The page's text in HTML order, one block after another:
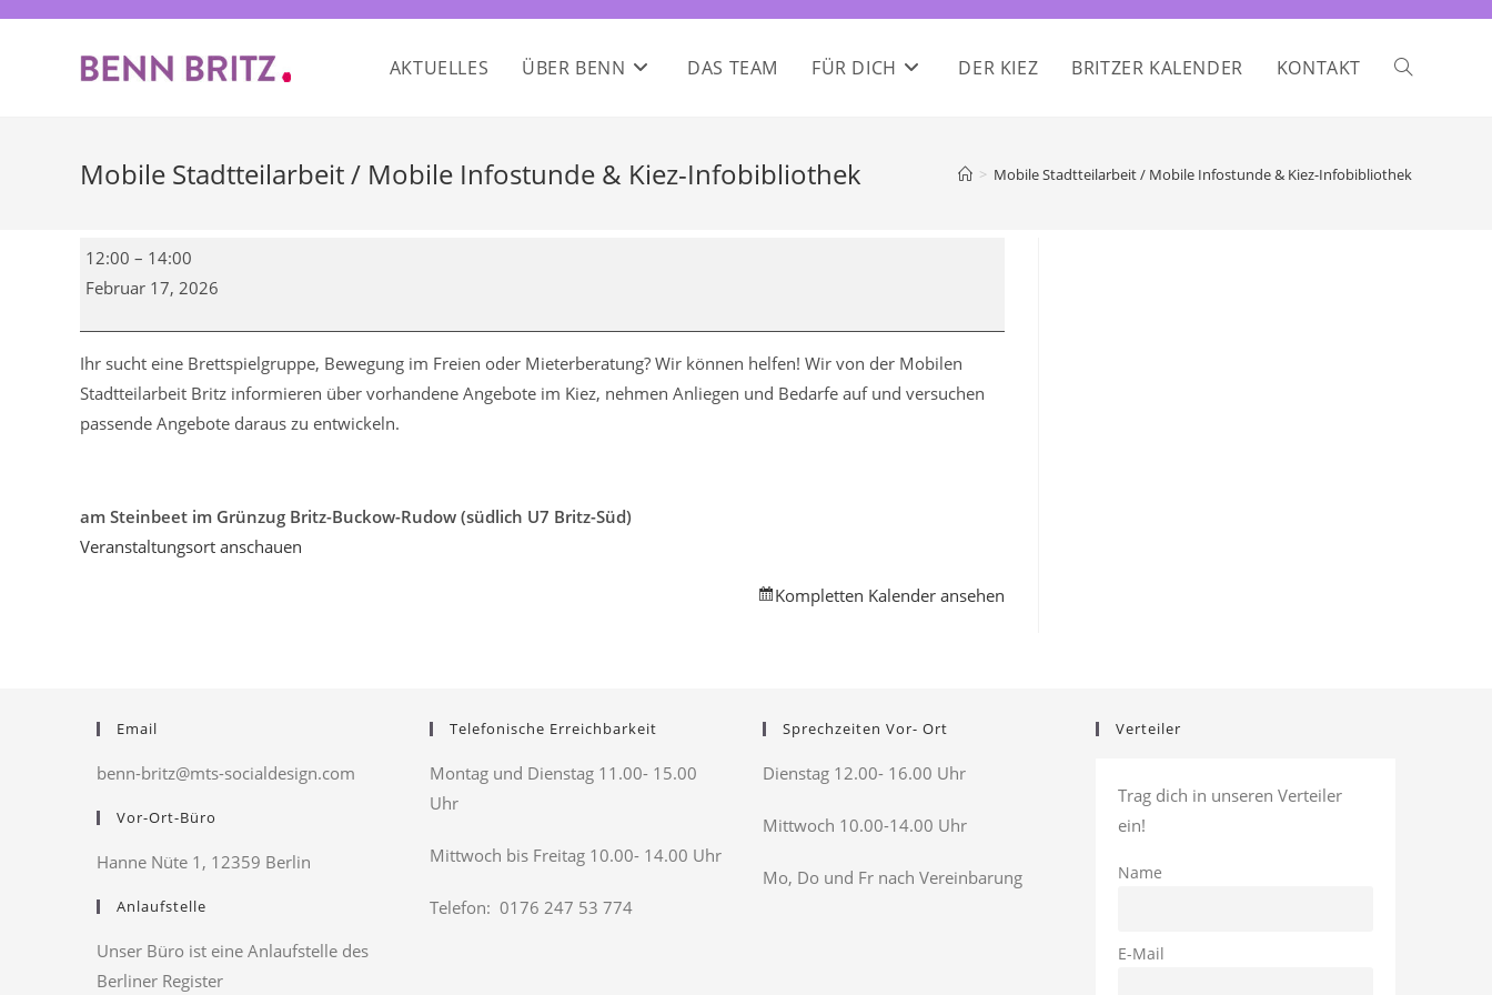
AKTUELLES ÜBER BENN DAS TEAM FÜR DICH DER KIEZ BRITZER KALENDER KONTAKT WEBSITE-
SUCHE
Mobile Stadtteilarbeit / Mobile Infostunde & Kiez-Infobibliothek > Mobile Stadtteilarbeit / Mobile Infostunde & Kiez-Infobibliothek
Mobile
Stadtteilarbeit
Mobile
Infostunde
&
Kiez-
12:00 – 14:00
Februar 17, 2026
Ihr sucht eine Brettspielgruppe, Bewegung im Freien oder Mieterberatung? Wir können helfen! Wir von der Mobilen
Stadtteilarbeit Britz informieren über vorhandene Angebote im Kiez, nehmen Anliegen und Bedarfe auf und versuchen
passende Angebote daraus zu entwickeln.
am Steinbeet im Grünzug Britz-Buckow-Rudow (südlich U7 Britz-Süd)
Veranstaltungsort anschauen
Kompletten Kalender ansehen
Email
benn-britz@mts-socialdesign.com
Vor-Ort-Büro
Hanne Nüte 1, 12359 Berlin
Anlaufstelle
Unser Büro ist eine Anlaufstelle des
Berliner Register
Telefonische Erreichbarkeit
Montag und Dienstag 11.00- 15.00
Uhr
Mittwoch bis Freitag 10.00- 14.00 Uhr
Telefon: 0176 247 53 774
Sprechzeiten Vor- Ort
Dienstag 12.00- 16.00 Uhr
Mittwoch 10.00-14.00 Uhr
Mo, Do und Fr nach Vereinbarung
Verteiler
Trag dich in unseren Verteiler
ein!
Name
E-Mail